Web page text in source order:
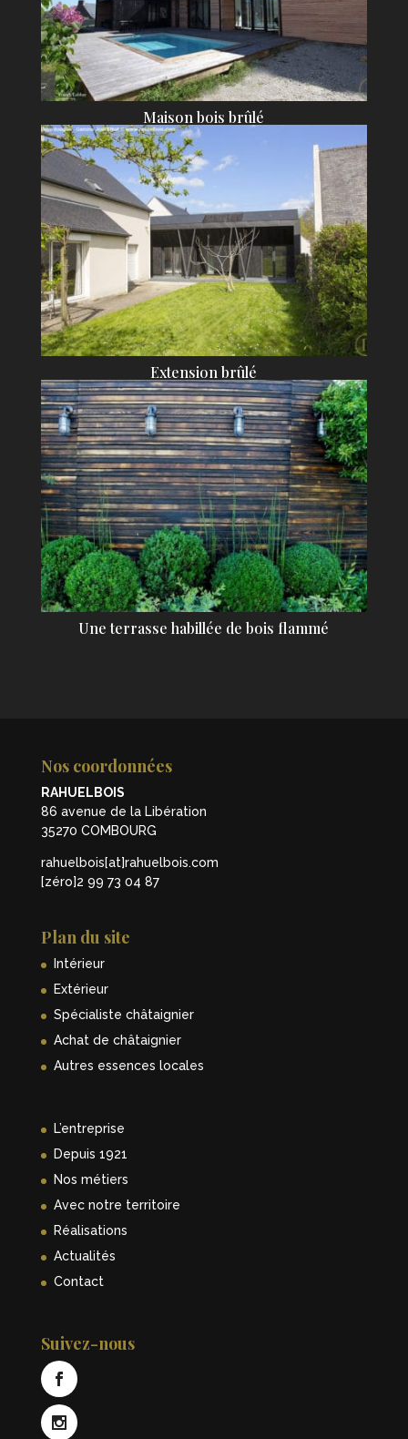
Maison bois brûlé
Extension brûlé
Une terrasse habillée de bois flammé
Nos coordonnées
RAHUELBOIS
86 avenue de la Libération
35270 COMBOURG
rahuelbois[at]rahuelbois.com
[zéro]2 99 73 04 87
Plan du site
Intérieur
Extérieur
Spécialiste châtaignier
Achat de châtaignier
Autres essences locales
L’entreprise
Depuis 1921
Nos métiers
Avec notre territoire
Réalisations
Actualités
Contact
Suivez-nous